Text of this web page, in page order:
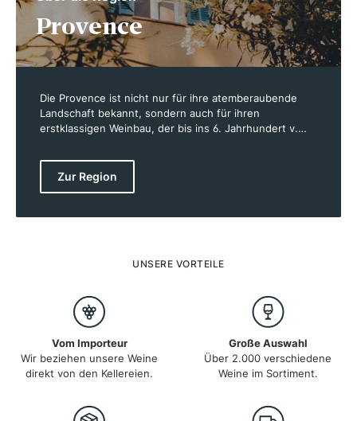
Provence
Die Provence ist nicht nur für ihre atemberaubende
Landschaft bekannt, sondern auch für ihren
erstklassigen Weinbau, der bis ins 6. Jahrhundert v.
erstreckt sich die Region von Marseille bis Nizza und
umfasst berühmte Appellationen wie Côtes de
optimale Bedingungen für den Anbau von Rebsorten
Viertel der Produktion ausmachen. Doch auch
Region erfreuen sich zunehmender Beliebtheit.
Zur Region
UNSERE VORTEILE
Vom Importeur
Wir beziehen unsere Weine
direkt von den Kellereien.
Große Auswahl
Über 2.000 verschiedene
Weine im Sortiment.